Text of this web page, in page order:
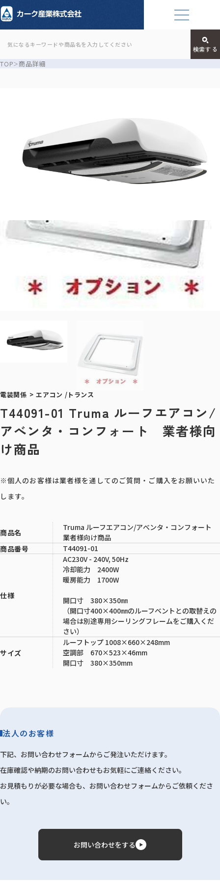
TOP 商品詳細
電装関係 > エアコン /トランス
T44091-01 Truma ルーフエアコン/
アべンタ・コンフォート 業者様向
け商品
※個人のお客様は業者様を通してのご質問・ご購入をお願いいた
します。
商品名
Truma ルーフエアコン/アべンタ・コンフォート
業者様向け商品
商品番号
T44091-01
仕様
AC230V - 240V, 50Hz
冷却能力 2400W
暖房能力 1700W
開口寸 380×350㎜
（開口寸400×400㎜のルーフベントとの取替えの
場合は別途専用シーリングフレームをご購入くだ
さい）
サイズ
ルーフトップ 1008×660×248mm
空調部 670×523×46mm
開口寸 380×350mm
法人のお客様
下記、お問い合わせフォームからご発注いただけます。
在庫確認や納期のお問い合わせもお気軽にご連絡ください。
お見積もりが必要な場合も、お問い合わせフォームからご依頼くださ
い。
お問い合わせをする